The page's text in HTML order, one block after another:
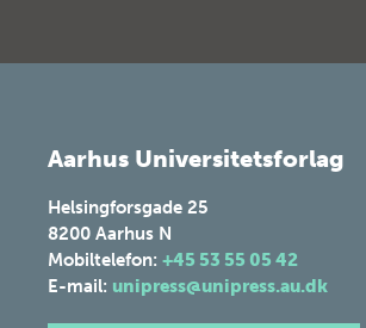
Aarhus Universitetsforlag
Helsingforsgade 25
8200 Aarhus N
Mobiltelefon: +45 53 55 05 42
E-mail: unipress@unipress.au.dk